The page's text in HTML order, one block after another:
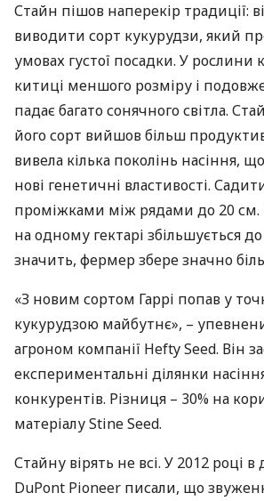
Стайн пішов наперекір традиції:
виводити сорт кукурудзи, який
умовах густої посадки. У рослини
китиці меншого розміру і
падає багато сонячного світла.
його сорт вийшов більш
вивела кілька поколінь насіння,
нові генетичні властивості.
проміжками між рядами до 20 см.
на одному гектарі збільшується
значить, фермер збере значно
«З новим сортом Гаррі попав у
кукурудзою майбутнє», –
агроном компанії Hefty Seed. Він
експериментальні ділянки
конкурентів. Різниця – 30% на
матеріалу Stine Seed.
Стайну вірять не всі. У 2012 році в
DuPont Pioneer писали, що